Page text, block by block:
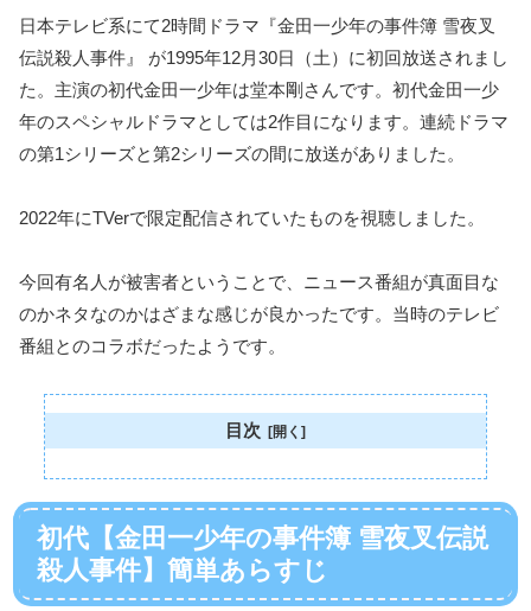
日本テレビ系にて2時間ドラマ『金田一少年の事件簿 雪夜叉
伝説殺人事件』 が1995年12月30日（土）に初回放送されまし
た。主演の初代金田一少年は堂本剛さんです。初代金田一少
年のスペシャルドラマとしては2作目になります。連続ドラマ
の第1シリーズと第2シリーズの間に放送がありました。
2022年にTVerで限定配信されていたものを視聴しました。
今回有名人が被害者ということで、ニュース番組が真面目な
のかネタなのかはざまな感じが良かったです。当時のテレビ
番組とのコラボだったようです。
目次
初代【金田一少年の事件簿 雪夜叉伝説
殺人事件】簡単あらすじ